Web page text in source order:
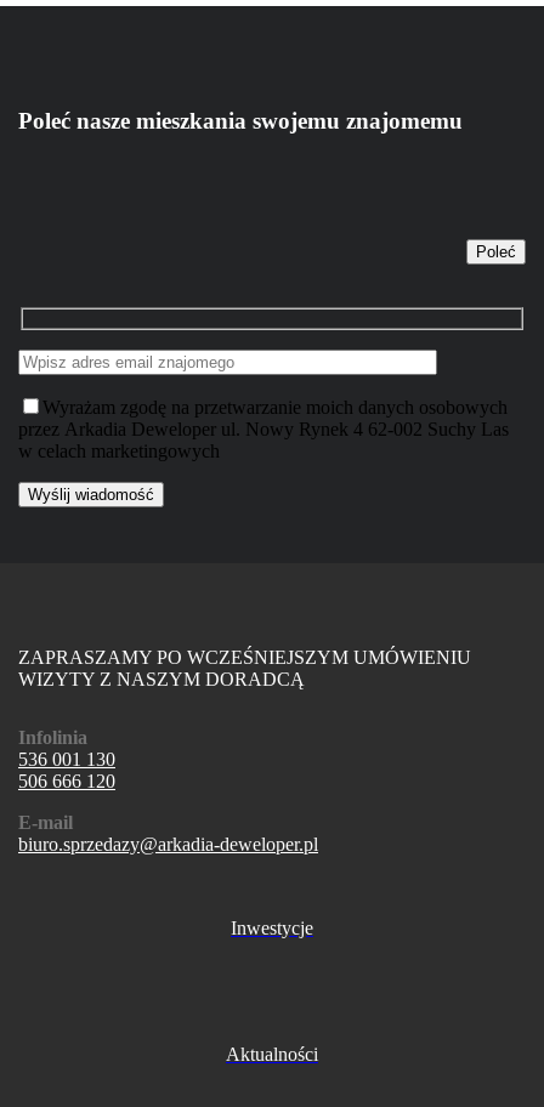
Poleć nasze mieszkania swojemu znajomemu
Poleć
Wyrażam zgodę na przetwarzanie moich danych osobowych
przez Arkadia Deweloper ul. Nowy Rynek 4 62-002 Suchy Las
w celach marketingowych
ZAPRASZAMY PO WCZEŚNIEJSZYM UMÓWIENIU
WIZYTY Z NASZYM DORADCĄ
Infolinia
536 001 130
506 666 120
E-mail
biuro.sprzedazy@arkadia-deweloper.pl
Inwestycje
Aktualności